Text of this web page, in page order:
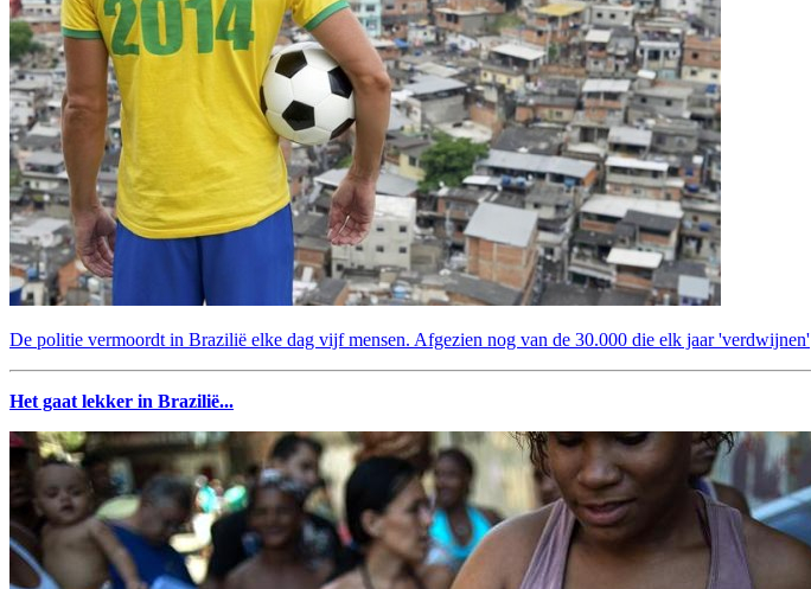
De politie vermoordt in Brazilië elke dag vijf mensen. Afgezien nog van de 30.000 die elk jaar 'verdwijnen'
Het gaat lekker in Brazilië...